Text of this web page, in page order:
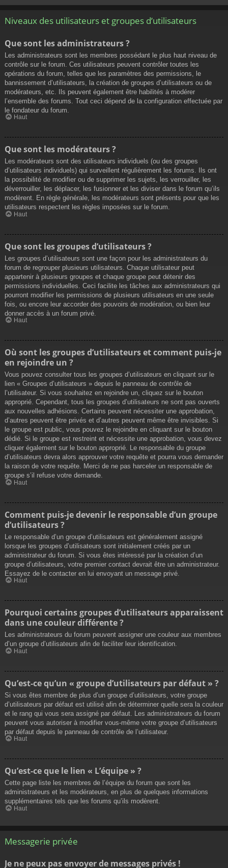
Niveaux des utilisateurs et groupes d’utilisateurs
Que sont les administrateurs ?
Les administrateurs sont les membres possédant le plus haut niveau de
contrôle sur le forum. Ces utilisateurs peuvent contrôler toutes les
opérations du forum, telles que les paramètres des permissions, le
bannissement d’utilisateurs, la création de groupes d’utilisateurs ou de
modérateurs, etc. Ils peuvent également être habilités à modérer
l’ensemble des forums. Tout ceci dépend de la configuration effectuée par
le fondateur du forum.
Haut
Que sont les modérateurs ?
Les modérateurs sont des utilisateurs individuels (ou des groupes
d’utilisateurs individuels) qui surveillent régulièrement les forums. Ils ont
la possibilité de modifier ou de supprimer les sujets, les verrouiller, les
déverrouiller, les déplacer, les fusionner et les diviser dans le forum qu’ils
modèrent. En règle générale, les modérateurs sont présents pour que les
utilisateurs respectent les règles imposées sur le forum.
Haut
Que sont les groupes d’utilisateurs ?
Les groupes d’utilisateurs sont une façon pour les administrateurs du
forum de regrouper plusieurs utilisateurs. Chaque utilisateur peut
appartenir à plusieurs groupes et chaque groupe peut détenir des
permissions individuelles. Ceci facilite les tâches aux administrateurs qui
pourront modifier les permissions de plusieurs utilisateurs en une seule
fois, ou encore leur accorder des pouvoirs de modération, ou bien leur
donner accès à un forum privé.
Haut
Où sont les groupes d’utilisateurs et comment puis-je
en rejoindre un ?
Vous pouvez consulter tous les groupes d’utilisateurs en cliquant sur le
lien « Groupes d’utilisateurs » depuis le panneau de contrôle de
l’utilisateur. Si vous souhaitez en rejoindre un, cliquez sur le bouton
approprié. Cependant, tous les groupes d’utilisateurs ne sont pas ouverts
aux nouvelles adhésions. Certains peuvent nécessiter une approbation,
d’autres peuvent être privés et d’autres peuvent même être invisibles. Si
le groupe est public, vous pouvez le rejoindre en cliquant sur le bouton
dédié. Si le groupe est restreint et nécessite une approbation, vous devez
cliquer également sur le bouton approprié. Le responsable du groupe
d’utilisateurs devra alors approuver votre requête et pourra vous demander
la raison de votre requête. Merci de ne pas harceler un responsable de
groupe s’il refuse votre demande.
Haut
Comment puis-je devenir le responsable d’un groupe
d’utilisateurs ?
Le responsable d’un groupe d’utilisateurs est généralement assigné
lorsque les groupes d’utilisateurs sont initialement créés par un
administrateur du forum. Si vous êtes intéressé par la création d’un
groupe d’utilisateurs, votre premier contact devrait être un administrateur.
Essayez de le contacter en lui envoyant un message privé.
Haut
Pourquoi certains groupes d’utilisateurs apparaissent
dans une couleur différente ?
Les administrateurs du forum peuvent assigner une couleur aux membres
d’un groupe d’utilisateurs afin de faciliter leur identification.
Haut
Qu’est-ce qu’un « groupe d’utilisateurs par défaut » ?
Si vous êtes membre de plus d’un groupe d’utilisateurs, votre groupe
d’utilisateurs par défaut est utilisé afin de déterminer quelle sera la couleur
et le rang qui vous sera assigné par défaut. Les administrateurs du forum
peuvent vous autoriser à modifier vous-même votre groupe d’utilisateurs
par défaut depuis le panneau de contrôle de l’utilisateur.
Haut
Qu’est-ce que le lien « L’équipe » ?
Cette page liste les membres de l’équipe du forum que sont les
administrateurs et les modérateurs, en plus de quelques informations
supplémentaires tels que les forums qu’ils modèrent.
Haut
Messagerie privée
Je ne peux pas envoyer de messages privés !